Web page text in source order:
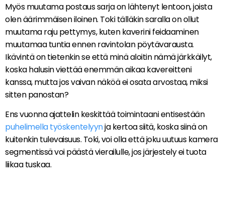
Myös muutama postaus sarja on lähtenyt lentoon, joista
olen äärimmäisen iloinen. Toki tälläkin saralla on ollut
muutama raju pettymys, kuten kaverini feidaaminen
muutamaa tuntia ennen ravintolan pöytävarausta.
Ikävintä on tietenkin se että minä aloitin nämä järkkäilyt,
koska halusin viettää enemmän aikaa kavereitteni
kanssa, mutta jos vaivan näköä ei osata arvostaa, miksi
sitten panostan?
Ens vuonna ajattelin keskittää toimintaani entisestään
puhelimella työskentelyynja kertoa siitä, koska siinä on
kuitenkin tulevaisuus. Toki, voi olla että joku uutuus kamera
segmentissä voi päästä vierailulle, jos järjestely ei tuota
liikaa tuskaa.